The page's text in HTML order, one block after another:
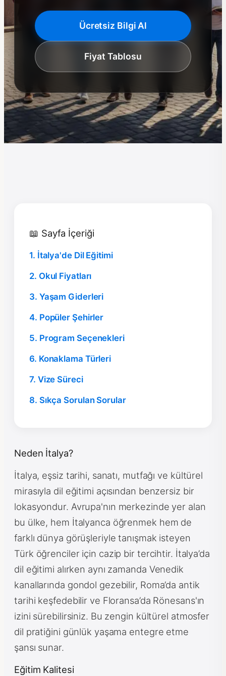
Ücretsiz Bilgi Al
Fiyat Tablosu
📖 Sayfa İçeriği
1. İtalya'de Dil Eğitimi
2. Okul Fiyatları
3. Yaşam Giderleri
4. Popüler Şehirler
5. Program Seçenekleri
6. Konaklama Türleri
7. Vize Süreci
8. Sıkça Sorulan Sorular
Neden İtalya?
İtalya, eşsiz tarihi, sanatı, mutfağı ve kültürel
mirasıyla dil eğitimi açısından benzersiz bir
lokasyondur. Avrupa'nın merkezinde yer alan
bu ülke, hem İtalyanca öğrenmek hem de
farklı dünya görüşleriyle tanışmak isteyen
Türk öğrenciler için cazip bir tercihtir. İtalya’da
dil eğitimi alırken aynı zamanda Venedik
kanallarında gondol gezebilir, Roma’da antik
tarihi keşfedebilir ve Floransa’da Rönesans'ın
izini sürebilirsiniz. Bu zengin kültürel atmosfer
dil pratiğini günlük yaşama entegre etme
şansı sunar.
Eğitim Kalitesi